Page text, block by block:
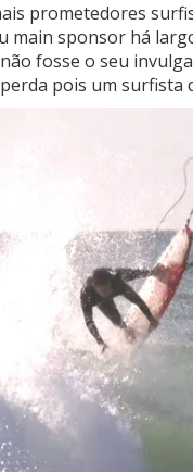
prometedores
main sponsor há
fosse o seu
pois um surfista